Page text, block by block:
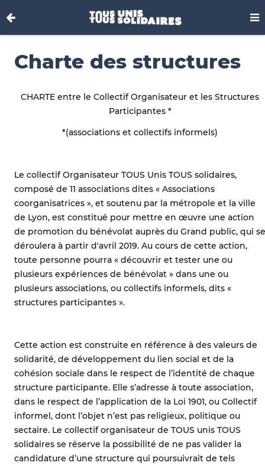
Charte des structures
CHARTE entre le Collectif Organisateur et les Structures
Participantes *
*(associations et collectifs informels)
Le collectif Organisateur TOUS Unis TOUS solidaires,
composé de 11 associations dites « Associations
coorganisatrices », et soutenu par la métropole et la ville
de Lyon, est constitué pour mettre en œuvre une action
de promotion du bénévolat auprès du Grand public, qui se
déroulera à partir d'avril 2019. Au cours de cette action,
toute personne pourra « découvrir et tester une ou
plusieurs expériences de bénévolat » dans une ou
plusieurs associations, ou collectifs informels, dits «
structures participantes ».
Cette action est construite en référence à des valeurs de
solidarité, de développement du lien social et de la
cohésion sociale dans le respect de l’identité de chaque
structure participante. Elle s’adresse à toute association,
dans le respect de l’application de la Loi 1901, ou Collectif
informel, dont l’objet n’est pas religieux, politique ou
sectaire. Le collectif organisateur de TOUS unis TOUS
solidaires se réserve la possibilité de ne pas valider la
candidature d’une structure qui poursuivrait de tels